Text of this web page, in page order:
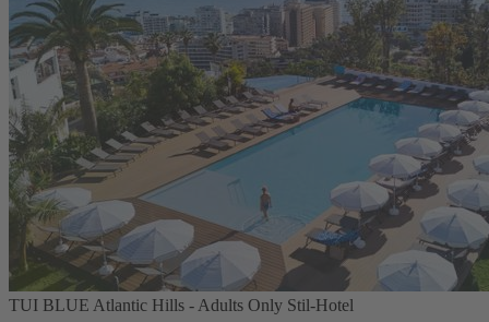
TUI BLUE Atlantic Hills - Adults Only Stil-Hotel